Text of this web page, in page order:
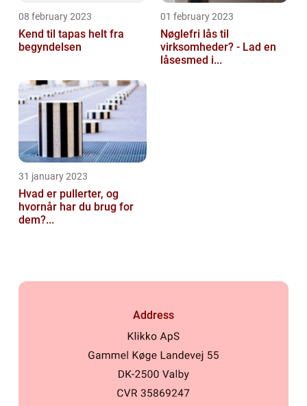
08 february 2023
Kend til tapas helt fra
begyndelsen
01 february 2023
Nøglefri lås til
virksomheder? - Lad en
låsesmed i...
31 january 2023
Hvad er pullerter, og
hvornår har du brug for
dem?...
Address